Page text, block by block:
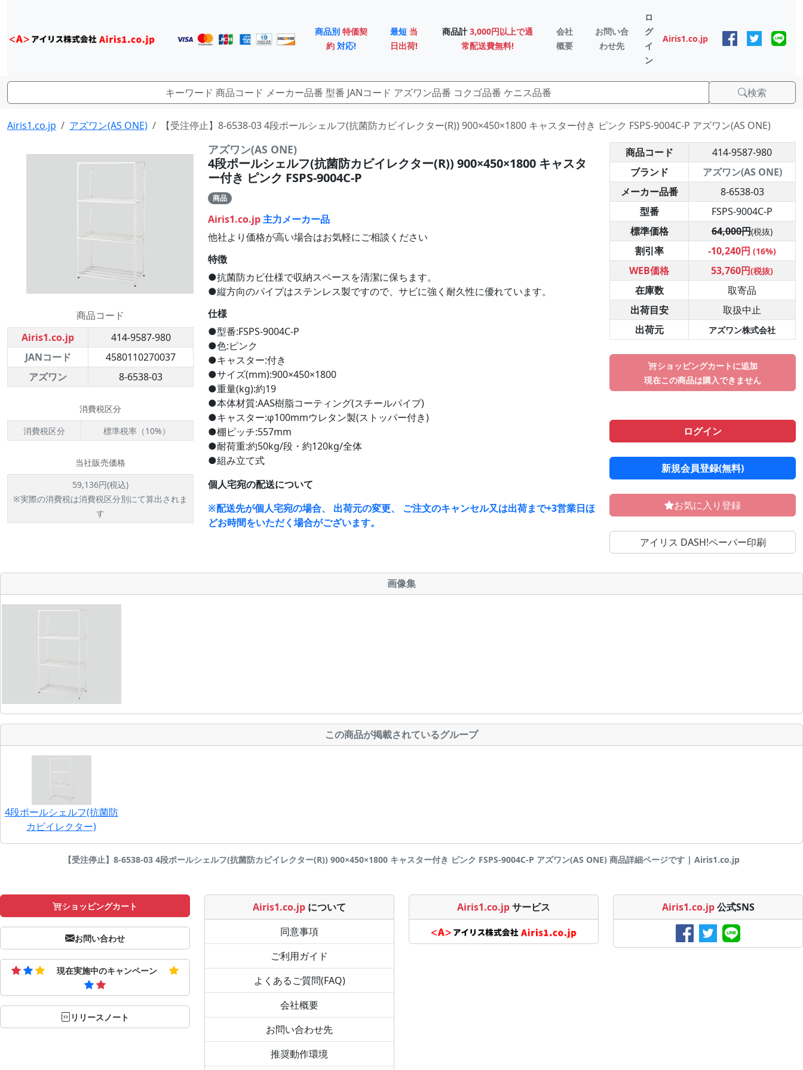
商品別 特価契
約 対応!
最短 当
日出荷!
商品計 3,000円以上で通
常配送費無料!
会社
概要
お問い合
わせ先
ロ
グ
イ
ン
Airis1.co.jp
検索
Airis1.co.jp アズワン(AS ONE) 【受注停止】8-6538-03 4段ポールシェルフ(抗菌防カビイレクター(R)) 900×450×1800 キャスター付き ピンク FSPS-9004C-P アズワン(AS ONE)
商品コード
Airis1.co.jp
414-9587-980
JANコード
4580110270037
アズワン
8-6538-03
消費税区分
消費税区分
標準税率（10%）
当社販売価格
59,136円(税込)
※実際の消費税は消費税区分別にて算出されま
す
アズワン(AS ONE)
4段ポールシェルフ(抗菌防カビイレクター(R)) 900×450×1800 キャスタ
ー付き ピンク FSPS-9004C-P
商品
Airis1.co.jp主力メーカー品
他社より価格が高い場合はお気軽にご相談ください
特徴
●抗菌防カビ仕様で収納スペースを清潔に保ちます。
●縦方向のパイプはステンレス製ですので、サビに強く耐久性に優れています。
仕様
●型番:FSPS-9004C-P
●色:ピンク
●キャスター:付き
●サイズ(mm):900×450×1800
●重量(kg):約19
●本体材質:AAS樹脂コーティング(スチールパイプ)
●キャスター:φ100mmウレタン製(ストッパー付き)
●棚ピッチ:557mm
●耐荷重:約50kg/段・約120kg/全体
●組み立て式
個人宅宛の配送について
※配送先が個人宅宛の場合、 出荷元の変更、 ご注文のキャンセル又は出荷まで+3営業日ほ
どお時間をいただく場合がございます。
商品コード
414-9587-980
ブランド
アズワン(AS ONE)
メーカー品番
8-6538-03
型番
FSPS-9004C-P
標準価格
64,000円(税抜)
割引率 -10,240円 (16%)
WEB価格 53,760円(税抜)
在庫数
取寄品
出荷目安
取扱中止
出荷元
アズワン株式会社
ショッピングカートに追加
現在この商品は購入できません
ログイン
新規会員登録(無料)
お気に入り登録
アイリス DASH!ペーパー印刷
画像集
この商品が掲載されているグループ
4段ポールシェルフ(抗菌防
カビイレクター)
【受注停止】8-6538-03 4段ポールシェルフ(抗菌防カビイレクター(R)) 900×450×1800 キャスター付き ピンク FSPS-9004C-P アズワン(AS ONE) 商品詳細ページです | Airis1.co.jp
ショッピングカート
お問い合わせ
現在実施中のキャンペーン
リリースノート
Airis1.co.jp について
同意事項
ご利用ガイド
よくあるご質問(FAQ)
会社概要
お問い合わせ先
推奨動作環境
Airis1.co.jpサービス Airis1.co.jp 公式SNS